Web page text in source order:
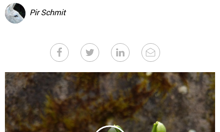
Pir Schmit